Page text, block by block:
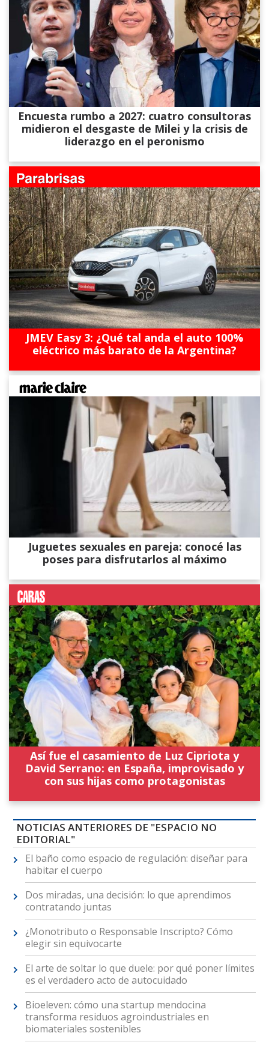
Encuesta rumbo a 2027: cuatro consultoras
midieron el desgaste de Milei y la crisis de
liderazgo en el peronismo
JMEV Easy 3: ¿Qué tal anda el auto 100%
eléctrico más barato de la Argentina?
Juguetes sexuales en pareja: conocé las
poses para disfrutarlos al máximo
Así fue el casamiento de Luz Cipriota y
David Serrano: en España, improvisado y
con sus hijas como protagonistas
NOTICIAS ANTERIORES DE "ESPACIO NO
EDITORIAL"
El baño como espacio de regulación: diseñar para
habitar el cuerpo
Dos miradas, una decisión: lo que aprendimos
contratando juntas
¿Monotributo o Responsable Inscripto? Cómo
elegir sin equivocarte
El arte de soltar lo que duele: por qué poner límites
es el verdadero acto de autocuidado
Bioeleven: cómo una startup mendocina
transforma residuos agroindustriales en
biomateriales sostenibles